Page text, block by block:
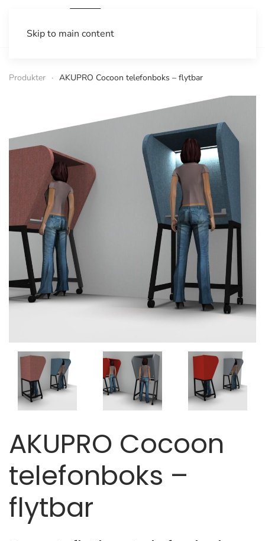
Skip to main content
Produkter AKUPRO Cocoon telefonboks – flytbar
AKUPRO Cocoon
telefonboks –
flytbar